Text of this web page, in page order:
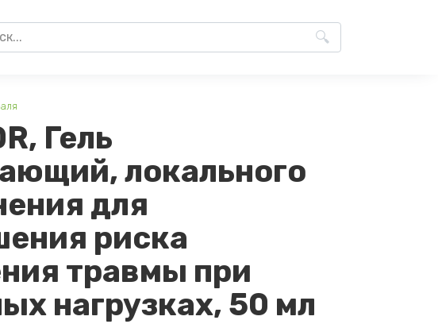
Гель
локального
для
риска
травмы при
нагрузках, 50 мл